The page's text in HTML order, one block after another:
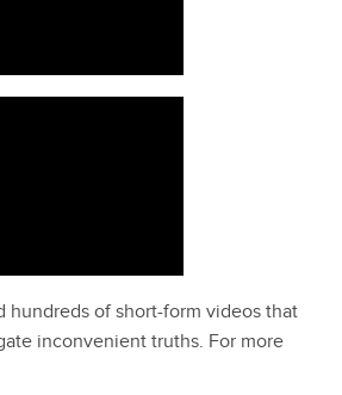
hundreds of short-form videos that
inconvenient truths. For more